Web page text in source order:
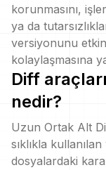
korunmasını,
ya da
versiyonunu
kolaylaşmasına
Diff
nedir?
Uzun Ortak Alt
sıklıkla
dosyalardaki